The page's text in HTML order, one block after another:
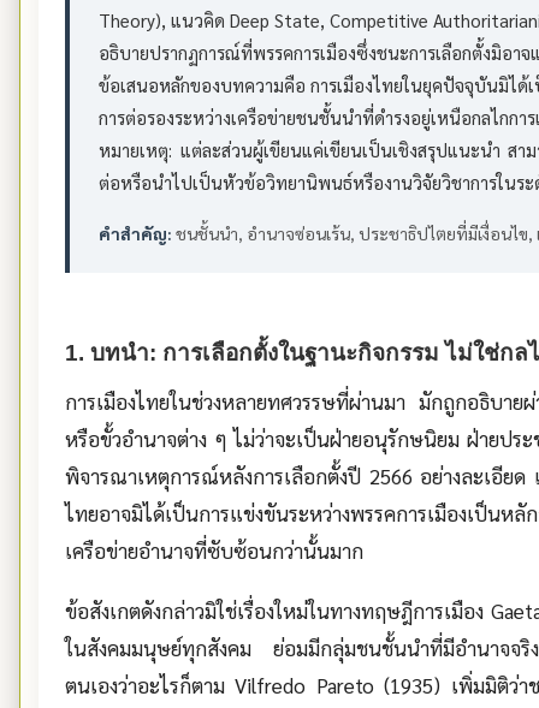
Theory), แนวคิด Deep State, Competitive
อธิบายปรากฏการณ์ที่พรรคการเมืองซึ่งชนะการเลือกตั้งมิอา
ข้อเสนอหลักของบทความคือ การเมืองไทยในยุคปัจจุบันมิได้
การต่อรองระหว่างเครือข่ายชนชั้นนำที่ดำรงอยู่เหนือกลไกการ
หมายเหตุ: แต่ละส่วนผู้เขียนแค่เขียนเป็นเชิงสรุปแนะนำ สา
ต่อหรือนำไปเป็นหัวข้อวิทยานิพนธ์หรืองานวิจัยวิชาการในร
คำสำคัญ: ชนชั้นนำ, อำนาจซ่อนเร้น, ประชาธิปไตยที่มีเงื่อนไข,
1. บทนำ: การเลือกตั้งในฐานะกิจกรรม ไม่ใช่กล
การเมืองไทยในช่วงหลายทศวรรษที่ผ่านมา มักถูกอธิบาย
หรือขั้วอำนาจต่าง ๆ ไม่ว่าจะเป็นฝ่ายอนุรักษนิยม ฝ่ายป
พิจารณาเหตุการณ์หลังการเลือกตั้งปี 2566 อย่างละเอีย
ไทยอาจมิได้เป็นการแข่งขันระหว่างพรรคการเมืองเป็น
เครือข่ายอำนาจที่ซับซ้อนกว่านั้นมาก
ข้อสังเกตดังกล่าวมิใช่เรื่องใหม่ในทางทฤษฎีการเมือง
ในสังคมมนุษย์ทุกสังคม ย่อมมีกลุ่มชนชั้นนำที่มีอำนาจจริ
ตนเองว่าอะไรก็ตาม Vilfredo Pareto (1935) เพิ่มมิติ